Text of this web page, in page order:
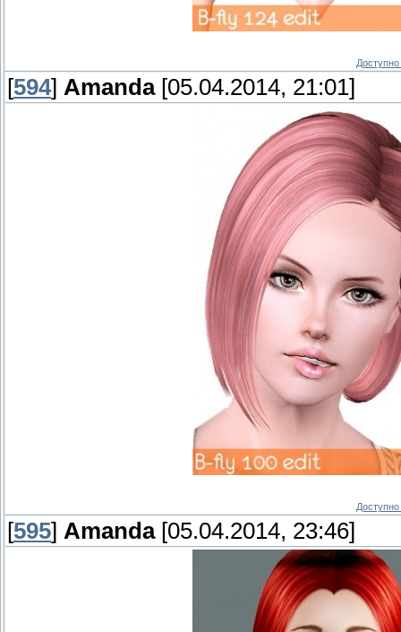
[594] Amanda[05.04.2014, 21:01]
[595] Amanda[05.04.2014, 23:46]